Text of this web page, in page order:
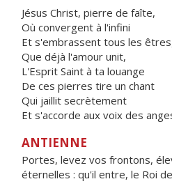
Jésus Christ, pierre de faîte,
Où convergent à l'infini
Et s'embrassent tous les
Que déjà l'amour unit,
L'Esprit Saint à ta louange
De ces pierres tire un chant
Qui jaillit secrètement
Et s'accorde aux voix des
ANTIENNE
Portes, levez vos frontons,
éternelles : qu'il entre, le Roi